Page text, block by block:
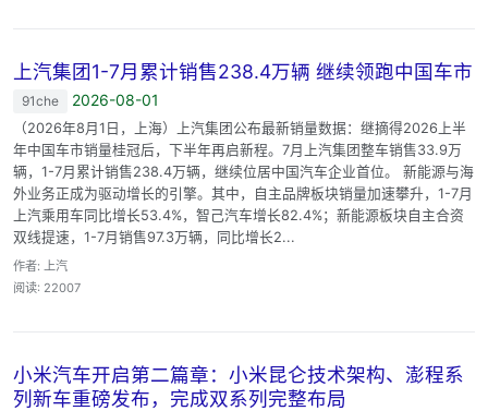
上汽集团1-7月累计销售238.4万辆 继续领跑中国车市
91che 2026-08-01
（2026年8月1日，上海）上汽集团公布最新销量数据：继摘得2026上半
年中国车市销量桂冠后，下半年再启新程。7月上汽集团整车销售33.9万
辆，1-7月累计销售238.4万辆，继续位居中国汽车企业首位。 新能源与海
外业务正成为驱动增长的引擎。其中，自主品牌板块销量加速攀升，1-7月
上汽乘用车同比增长53.4%，智己汽车增长82.4%；新能源板块自主合资
双线提速，1-7月销售97.3万辆，同比增长2...
作者: 上汽
阅读: 22007
小米汽车开启第二篇章：小米昆仑技术架构、澎程系
列新车重磅发布，完成双系列完整布局